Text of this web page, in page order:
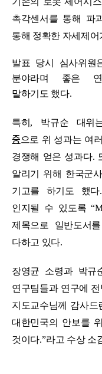
촉각센서를 통해 파
통해 정확한 자세제
발표 당시 심사위원
분야라며 좋은
말하기도 했다.
특히 , 박규순 대
중으로 위 성과는 여
경쟁해 얻은 성과다.
알리기 위해 한국군
기고를 하기도 했다
인지될 수 있도록
제목으로 일반도서
다하고 있다.
장영균 소령과 박규
연구팀들과 연구에
지도교수님께 감사드
대한민국의 안보를
것이다.”라고 수상 소